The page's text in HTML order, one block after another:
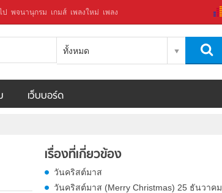
ป พจนานุกรม เกมส์ เพลงใหม่ เพลง
ทั้งหมด
เว็บบอร์ด
เรื่องที่เกี่ยวข้อง
วันคริสต์มาส
วันคริสต์มาส (Merry Christmas) 25 ธันวาคม